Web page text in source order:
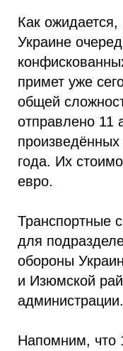
Как
Украине
примет уже
общей
отправлено 11
года. Их
евро.
Транспортные
для
обороны
и Изюмской
администрации.
Напомним, что